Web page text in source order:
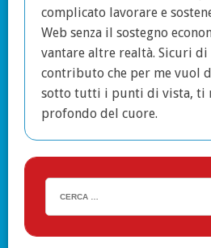
complicato lavorare e
Web senza il sostegno
vantare altre realtà. Sicuri
contributo che per me vuol
sotto tutti i punti di vista, ti
profondo del cuore.